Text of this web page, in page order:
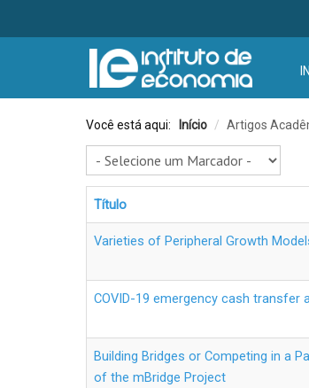
Você está aqui: Início / Artigos
Título
Varieties of Peripheral Growth
COVID-19 emergency cash transfer
Building Bridges or Competing in a
of the mBridge Project